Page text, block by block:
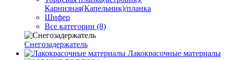
Карнизная(Капельник)/планка
Шифер
Все категории (8)
Снегозадержатель
Лакокрасочные материалы